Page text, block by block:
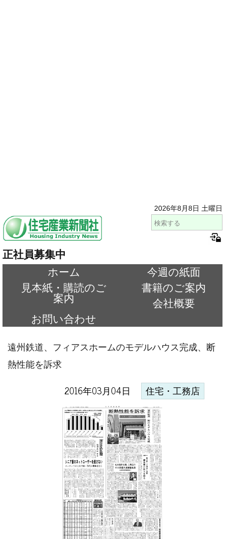
2026年8月8日 土曜日
正社員募集中
ホーム
今週の紙面
見本紙・購読のご
案内
書籍のご案内
会社概要
お問い合わせ
遠州鉄道、フィアスホームのモデルハウス完成、断
熱性能を訴求
2016年03月04日 住宅・工務店